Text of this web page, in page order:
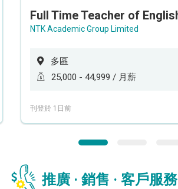
NTK Academic Group Limited
多區
25,000 - 44,999 / 月薪
刊登於 1日前
推廣 · 銷售 · 客戶服務